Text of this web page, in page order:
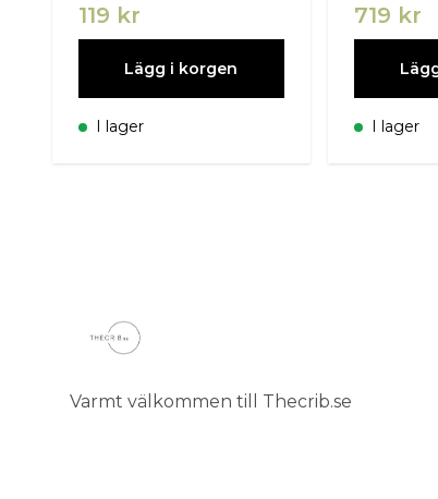
119 kr
Lägg i korgen
I lager
719 kr
I lager
Varmt välkommen till Thecrib.se